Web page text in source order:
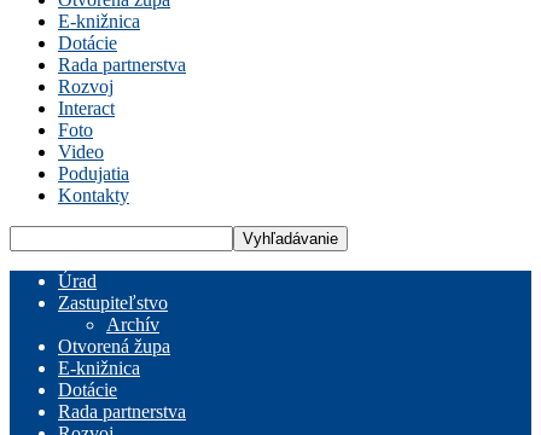
E-knižnica
Dotácie
Rada partnerstva
Rozvoj
Interact
Foto
Video
Podujatia
Kontakty
Úrad
Zastupiteľstvo
Archív
Otvorená župa
E-knižnica
Dotácie
Rada partnerstva